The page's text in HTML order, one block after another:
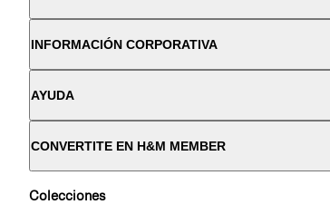
INFORMACIÓN CORPORATIVA
AYUDA
CONVERTITE EN H&M MEMBER
Colecciones